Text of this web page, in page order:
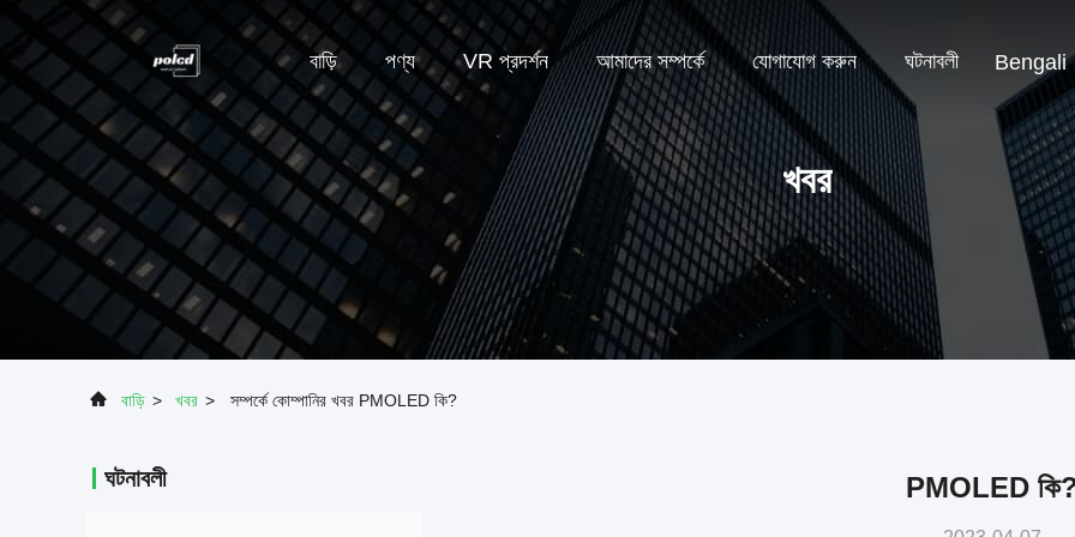
বাড়ি পণ্য VR প্রদর্শন আমাদের সম্পর্কে যোগাযোগ করুন ঘটনাবলী Bengali
খবর
বাড়ি > খবর > সম্পর্কে কোম্পানির খবর PMOLED কি?
ঘটনাবলী PMOLED